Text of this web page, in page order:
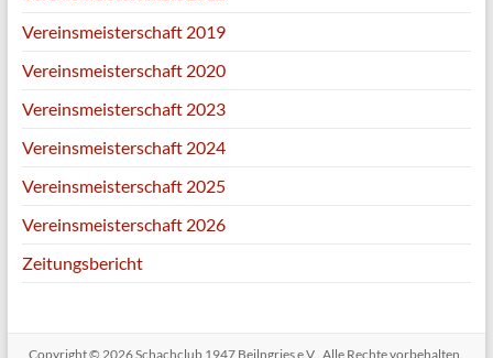
Vereinsmeisterschaft 2019
Vereinsmeisterschaft 2020
Vereinsmeisterschaft 2023
Vereinsmeisterschaft 2024
Vereinsmeisterschaft 2025
Vereinsmeisterschaft 2026
Zeitungsbericht
Copyright © 2026Schachclub 1947 Beilngries e.V. . Alle Rechte vorbehalten.